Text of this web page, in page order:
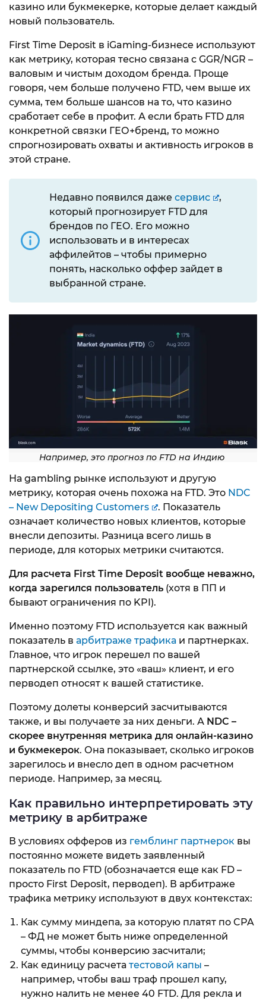
казино или букмекерке, которые делает каждый
новый пользователь.
First Time Deposit в iGaming-бизнесе используют
как метрику, которая тесно связана с GGR/NGR –
валовым и чистым доходом бренда. Проще
говоря, чем больше получено FTD, чем выше их
сумма, тем больше шансов на то, что казино
сработает себе в профит. А если брать FTD для
конкретной связки ГЕО+бренд, то можно
спрогнозировать охваты и активность игроков в
этой стране.
Недавно появился даже сервис
,
который прогнозирует FTD для
брендов по ГЕО. Его можно
использовать и в интересах
аффилейтов – чтобы примерно
понять, насколько оффер зайдет в
выбранной стране.
Например, это прогноз по FTD на Индию
На gambling рынке используют и другую
метрику, которая очень похожа на FTD. Это NDC
– New Depositing Customers
. Показатель
означает количество новых клиентов, которые
внесли депозиты. Разница всего лишь в
периоде, для которых метрики считаются.
Для расчета First Time Deposit вообще неважно,
когда зарегился пользователь (хотя в ПП и
бывают ограничения по KPI).
Именно поэтому FTD используется как важный
показатель в арбитраже трафика и партнерках.
Главное, что игрок перешел по вашей
партнерской ссылке, это «ваш» клиент, и его
перводеп относят к вашей статистике.
Поэтому долеты конверсий засчитываются
также, и вы получаете за них деньги. А NDC –
скорее внутренняя метрика для онлайн-казино
и букмекерок. Она показывает, сколько игроков
зарегилось и внесло деп в одном расчетном
периоде. Например, за месяц.
Как правильно интерпретировать эту
метрику в арбитраже
В условиях офферов из гемблинг партнерок вы
постоянно можете видеть заявленный
показатель по FTD (обозначается еще как FD –
просто First Deposit, перводеп). В арбитраже
трафика метрику используют в двух контекстах:
Как сумму миндепа, за которую платят по CPA
– ФД не может быть ниже определенной
суммы, чтобы конверсию засчитали;
Как единицу расчета тестовой капы –
например, чтобы ваш траф прошел капу,
нужно налить не менее 40 FTD. Для рекла и